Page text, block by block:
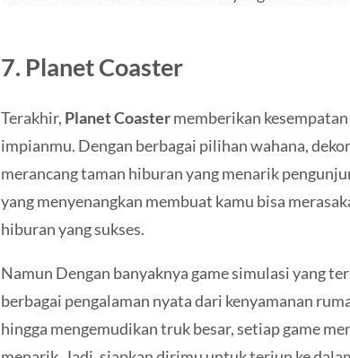
7. Planet Coaster
Terakhir, Planet Coastermemberikan
impianmu. Dengan berbagai pilihan wahana,
merancang taman hiburan yang menarik
yang menyenangkan membuat kamu bisa
hiburan yang sukses.
Namun Dengan banyaknya game simulasi yang
berbagai pengalaman nyata dari kenyamanan
hingga mengemudikan truk besar, setiap game